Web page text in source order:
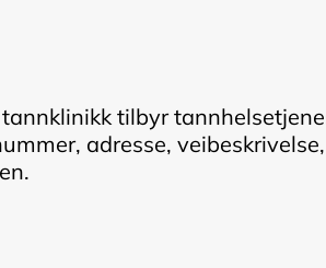
tilbyr
adresse,